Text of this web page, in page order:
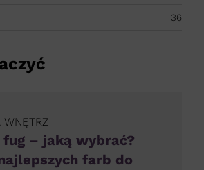
36
WNĘTRZ
fug – jaką wybrać?
farb do